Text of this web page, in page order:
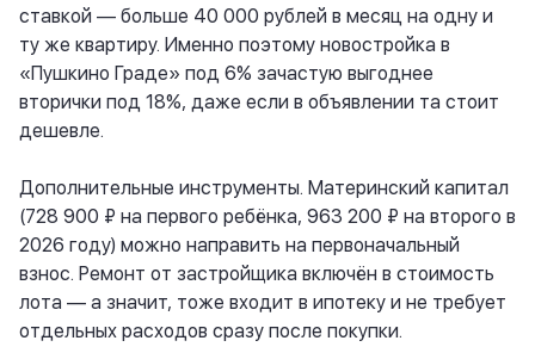
ставкой — больше 40 000 рублей в месяц на одну и
ту же квартиру. Именно поэтому новостройка в
«Пушкино Граде» под 6% зачастую выгоднее
вторички под 18%, даже если в объявлении та стоит
дешевле.
Дополнительные инструменты. Материнский капитал
(728 900 ₽ на первого ребёнка, 963 200 ₽ на второго в
2026 году) можно направить на первоначальный
взнос. Ремонт от застройщика включён в стоимость
лота — а значит, тоже входит в ипотеку и не требует
отдельных расходов сразу после покупки.